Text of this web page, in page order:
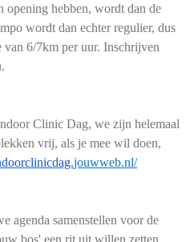
opening hebben, wordt dan de
wordt dan echter regulier, dus
van 6/7km per uur. Inschrijven
Clinic Dag, we zijn helemaal
vrij, als je mee wil doen,
jouwweb.nl/
agenda samenstellen voor de
bos' een rit uit willen zetten